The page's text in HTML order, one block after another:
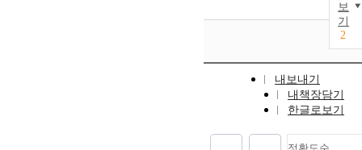
보
기
2
내보내기
내책장담기
한글로보기